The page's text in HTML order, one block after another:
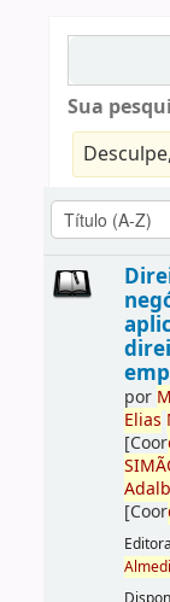
Sua
por
Elias
[Coor
[Coor